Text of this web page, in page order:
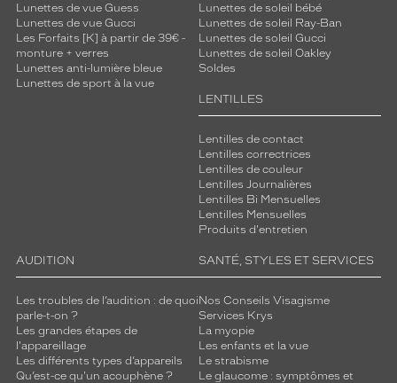
Lunettes de vue Guess
Lunettes de vue Gucci
Les Forfaits [K] à partir de 39€ -
monture + verres
Lunettes anti-lumière bleue
Lunettes de sport à la vue
Lunettes de soleil bébé
Lunettes de soleil Ray-Ban
Lunettes de soleil Gucci
Lunettes de soleil Oakley
Soldes
LENTILLES
Lentilles de contact
Lentilles correctrices
Lentilles de couleur
Lentilles Journalières
Lentilles Bi Mensuelles
Lentilles Mensuelles
Produits d'entretien
AUDITION
Les troubles de l’audition : de quoi
parle-t-on ?
Les grandes étapes de
l'appareillage
Les différents types d’appareils
Qu’est-ce qu'un acouphène ?
SANTÉ, STYLES ET SERVICES
Nos Conseils Visagisme
Services Krys
La myopie
Les enfants et la vue
Le strabisme
Le glaucome : symptômes et